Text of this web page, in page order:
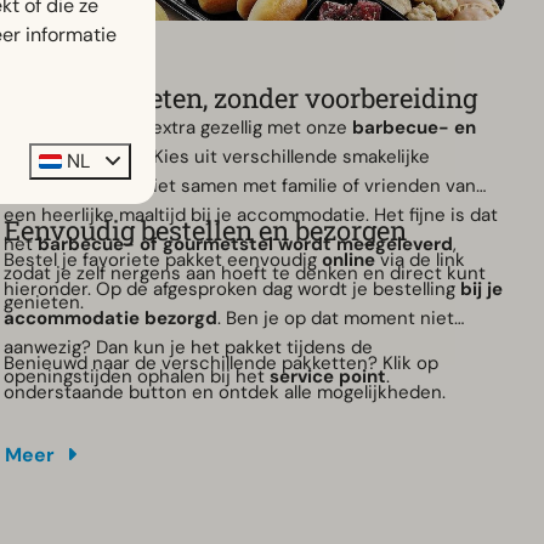
Samen genieten, zonder voorbereiding
Maak je vakantie extra gezellig met onze barbecue- en
gourmetservice
. Kies uit verschillende smakelijke
pakketten en geniet samen met familie of vrienden van
een heerlijke maaltijd bij je accommodatie. Het fijne is dat
hetbarbecue- of gourmetstel wordt meegeleverd,
zodat je zelf nergens aan hoeft te denken en direct kunt
genieten.
Eenvoudig bestellen en bezorgen
Bestel je favoriete pakket eenvoudig onlinevia de link
hieronder. Op de afgesproken dag wordt je bestelling bij je
accommodatie bezorgd. Ben je op dat moment niet
aanwezig? Dan kun je het pakket tijdens de
openingstijden ophalen bij hetservice point.
Benieuwd naar de verschillende pakketten? Klik op
onderstaande button en ontdek alle mogelijkheden.
Meer
informatie
NL